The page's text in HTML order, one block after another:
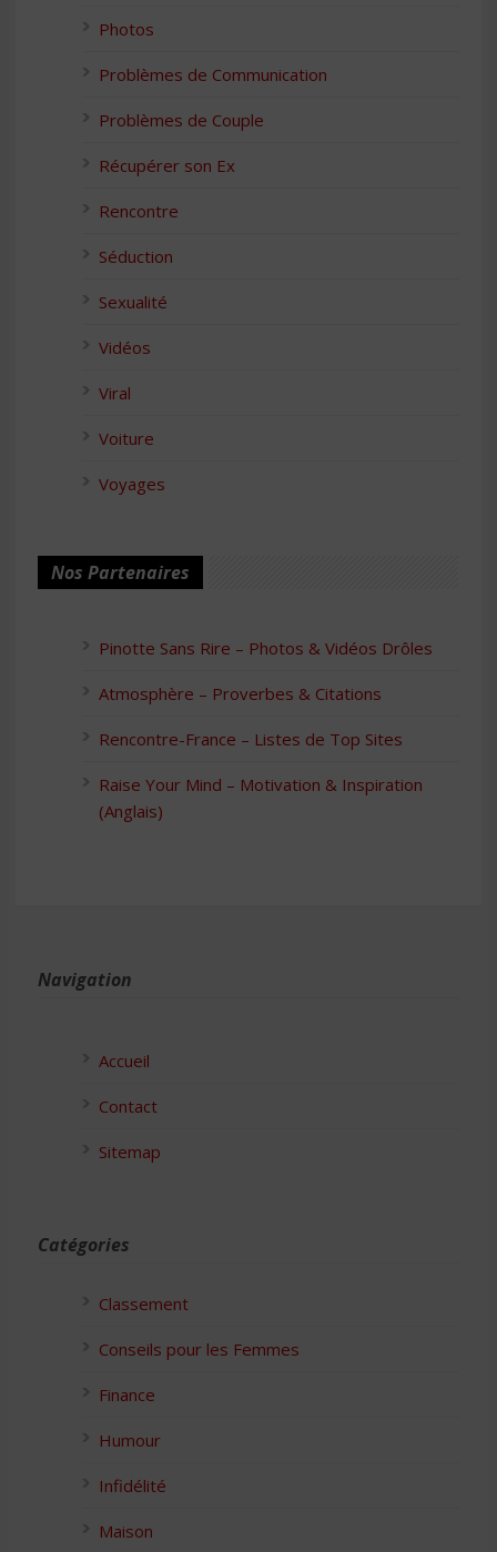
Photos
Problèmes de Communication
Problèmes de Couple
Récupérer son Ex
Rencontre
Séduction
Sexualité
Vidéos
Viral
Voiture
Voyages
Nos Partenaires
Pinotte Sans Rire – Photos & Vidéos Drôles
Atmosphère – Proverbes & Citations
Rencontre-France – Listes de Top Sites
Raise Your Mind – Motivation & Inspiration
(Anglais)
Navigation
Accueil
Contact
Sitemap
Catégories
Classement
Conseils pour les Femmes
Finance
Humour
Infidélité
Maison